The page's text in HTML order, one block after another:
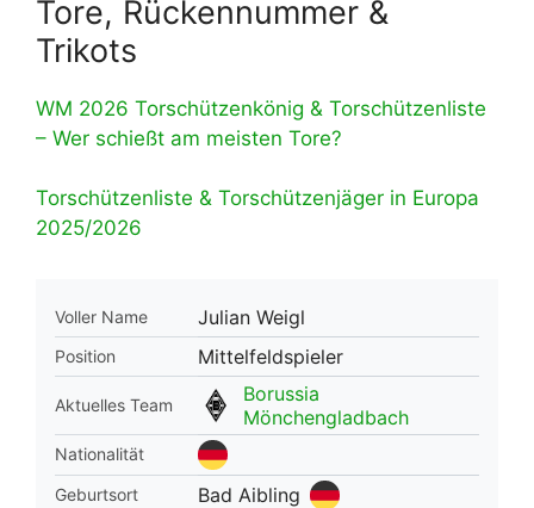
Tore, Rückennummer &
Trikots
WM 2026 Torschützenkönig & Torschützenliste
– Wer schießt am meisten Tore?
Torschützenliste & Torschützenjäger in Europa
2025/2026
Voller Name Julian Weigl
Position Mittelfeldspieler
Aktuelles Team
Borussia
Mönchengladbach
Nationalität
Geburtsort
Bad Aibling